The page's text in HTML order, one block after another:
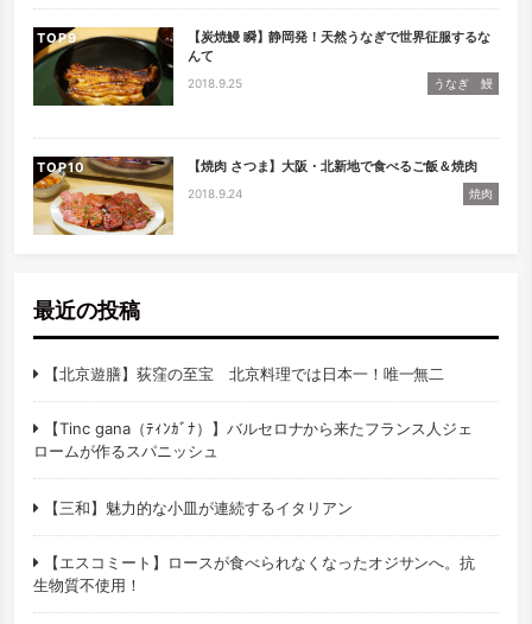
TOP
【炭焼鰻 瞬】静岡発！天然うなぎで世界征服するな
んて
2018.9.25 うなぎ 鰻
TOP 【焼肉 さつま】大阪・北新地で食べるご飯＆焼肉
2018.9.24 焼肉
最近の投稿
【北京遊膳】荻窪の至宝 北京料理では日本一！唯一無二
【Tinc gana（ﾃｨﾝｶﾞﾅ）】バルセロナから来たフランス人ジェ
ロームが作るスパニッシュ
【三和】魅力的な小皿が連続するイタリアン
【エスコミート】ロースが食べられなくなったオジサンへ。抗
生物質不使用！